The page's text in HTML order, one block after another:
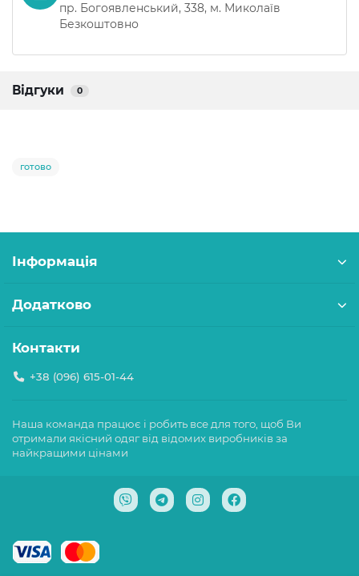
пр. Богоявленський, 338, м. Миколаїв
Безкоштовно
Відгуки 0
готово
Інформація
Додатково
Контакти
+38 (096) 615-01-44
Наша команда працює і робить все для того, щоб Ви
отримали якісний одяг від відомих виробників за
найкращими цінами